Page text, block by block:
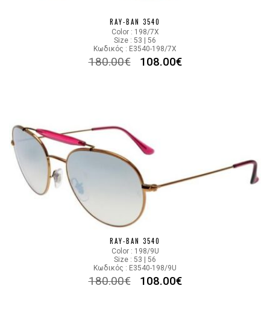
RAY-BAN 3540
Color : 198/7X
Size : 53 | 56
Κωδικός : E3540-198/7X
180.00€ 108.00€
RAY-BAN 3540
Color : 198/9U
Size : 53 | 56
Κωδικός : E3540-198/9U
180.00€ 108.00€